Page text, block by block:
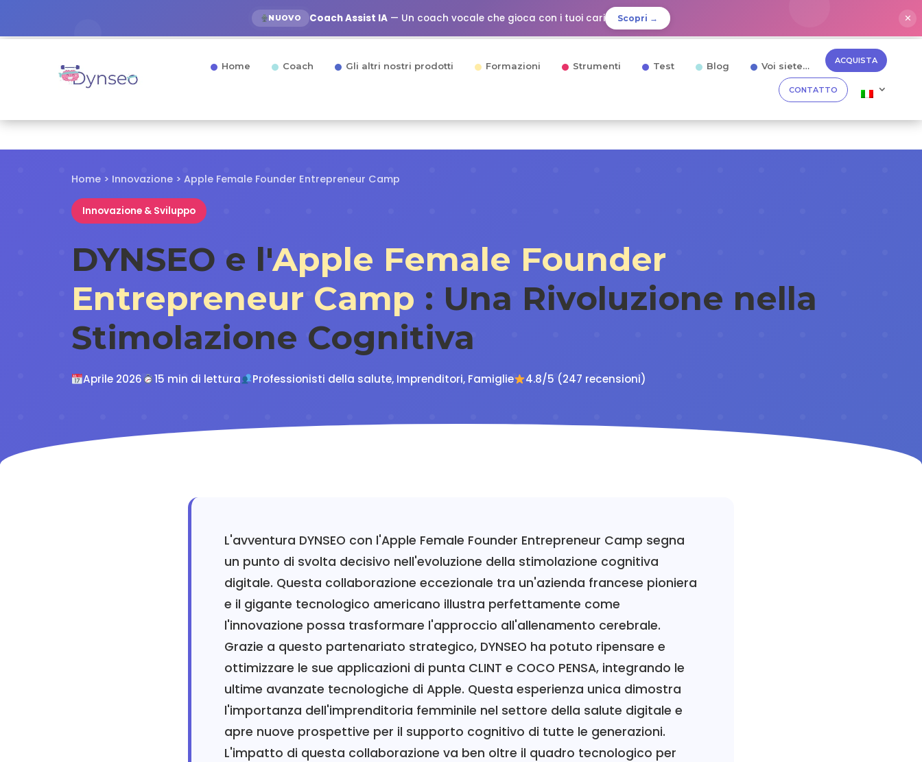
NUOVO Coach Assist IA — Un coach vocale che gioca con i tuoi cari Scopri → ✕
Home Coach Gli altri nostri prodotti Formazioni Strumenti Test Blog Voi siete… ACQUISTA
CONTATTO
Home > Innovazione > Apple Female Founder Entrepreneur Camp
Innovazione & Sviluppo
DYNSEO e l'Apple Female Founder
Entrepreneur Camp : Una Rivoluzione nella
Stimolazione Cognitiva
Aprile 2026 15 min di lettura Professionisti della salute, Imprenditori, Famiglie 4.8/5 (247 recensioni)
L'avventura DYNSEO con l'Apple Female Founder Entrepreneur Camp segna
un punto di svolta decisivo nell'evoluzione della stimolazione cognitiva
digitale. Questa collaborazione eccezionale tra un'azienda francese pioniera
e il gigante tecnologico americano illustra perfettamente come
l'innovazione possa trasformare l'approccio all'allenamento cerebrale.
Grazie a questo partenariato strategico, DYNSEO ha potuto ripensare e
ottimizzare le sue applicazioni di punta CLINT e COCO PENSA, integrando le
ultime avanzate tecnologiche di Apple. Questa esperienza unica dimostra
l'importanza dell'imprenditoria femminile nel settore della salute digitale e
apre nuove prospettive per il supporto cognitivo di tutte le generazioni.
L'impatto di questa collaborazione va ben oltre il quadro tecnologico per